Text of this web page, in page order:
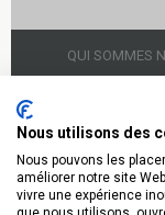
QUI SOMMES
©
Or Argent 14 rue
Nous utilisons des
Nous pouvons les
améliorer notre site
vivre une expérience